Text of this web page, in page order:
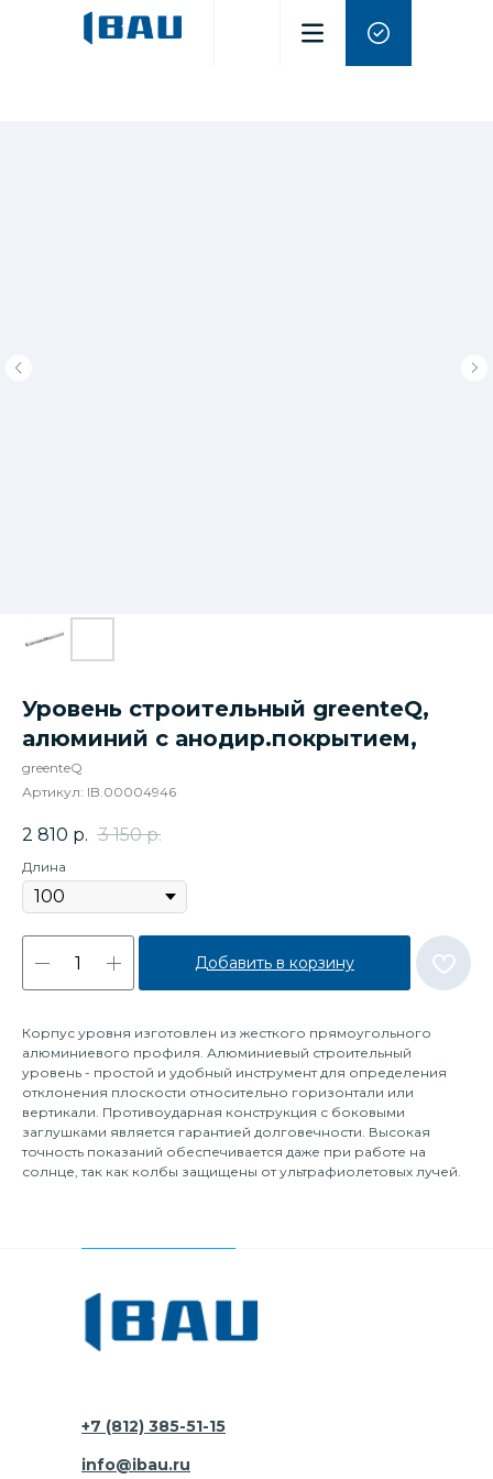
Уровень строительный greenteQ,
алюминий с анодир.покрытием,
greenteQ
Артикул: IB.00004946
2 810 р. 3 150 р.
Длина
Добавить в корзину
Корпус уровня изготовлен из жесткого прямоугольного
алюминиевого профиля. Алюминиевый строительный
уровень - простой и удобный инструмент для определения
отклонения плоскости относительно горизонтали или
вертикали. Противоударная конструкция с боковыми
заглушками является гарантией долговечности. Высокая
точность показаний обеспечивается даже при работе на
солнце, так как колбы защищены от ультрафиолетовых лучей.
+7 (812) 385-51-15
info@ibau.ru